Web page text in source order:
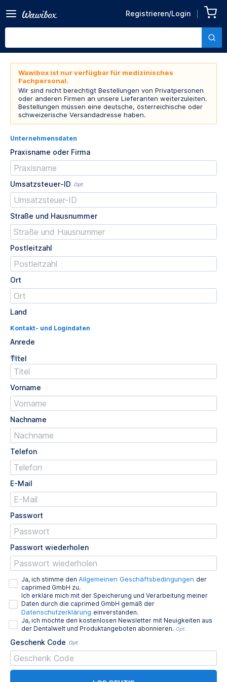
Registrieren/Login
Wawibox ist nur verfügbar für medizinisches
Fachpersonal.
Wir sind nicht berechtigt Bestellungen von Privatpersonen
oder anderen Firmen an unsere Lieferanten weiterzuleiten.
Bestellungen müssen eine deutsche, österreichische oder
schweizerische Versandadresse haben.
Unternehmensdaten
Praxisname oder Firma
Umsatzsteuer-ID Opt.
Straße und Hausnummer
Postleitzahl
Ort
Land
Kontakt- und Logindaten
Anrede
Titel
Opt.
Vorname
Nachname
Telefon
E-Mail
Passwort
Passwort wiederholen
Ja, ich stimme den Allgemeinen Geschäftsbedingungen der
caprimed GmbH zu.
Ich erkläre mich mit der Speicherung und Verarbeitung meiner
Daten durch die caprimed GmbH gemäß der
Datenschutzerklärung einverstanden.
Ja, ich möchte den kostenlosen Newsletter mit Neuigkeiten aus
der Dentalwelt und Produktangeboten abonnieren. Opt.
Geschenk Code Opt.